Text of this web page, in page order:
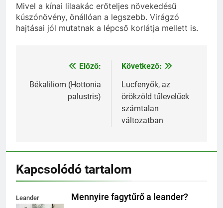
Mivel a kínai lilaakác erőteljes növekedésű
kúszónövény, önállóan a legszebb. Virágzó
hajtásai jól mutatnak a lépcső korlátja mellett is.
Bejegyzés
navigáció
Előző:
Békaliliom (Hottonia
palustris)
Következő:
Lucfenyők, az
örökzöld tűlevelűek
számtalan
változatban
Kapcsolódó tartalom
Leander
Mennyire fagytűrő a leander?